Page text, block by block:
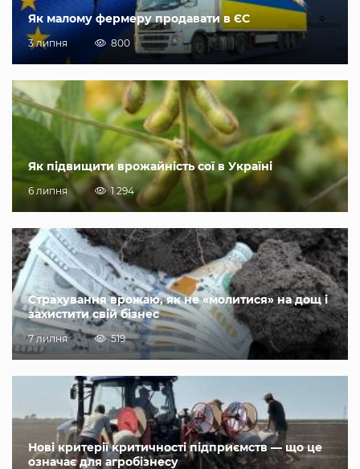
Як малому фермеру продавати в ЄС
3 липня 800
Як підвищити врожайність сої в Україні
6 липня 1 294
Страхування врожаю, як не «молитися» на дощ і
захистити свій бізнес
7 липня 519
Нові критерії критичності підприємств — що це
означає для агробізнесу